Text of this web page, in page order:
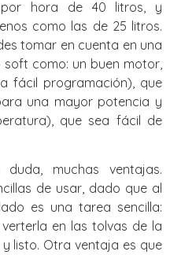
por hora de 40 litros, y
como las de 25 litros.
tomar en cuenta en una
como: un buen motor,
fácil programación), que
una mayor potencia y
que sea fácil de
muchas ventajas.
de usar, dado que al
es una tarea sencilla:
en las tolvas de la
listo. Otra ventaja es que